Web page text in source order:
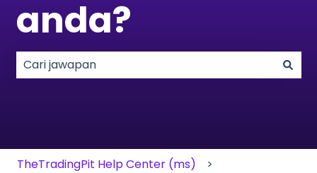
anda?
TheTradingPit Help Center (ms)